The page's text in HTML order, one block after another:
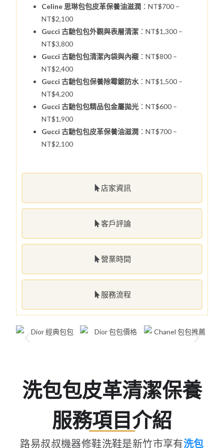
店家資訊
客戶評論
營業時間
服務流程
Celine 思琳包包皮革保養油滋潤 ：NT$700 –
NT$2,100
Gucci 古馳包包外觀與表層清潔 ：NT$1,300 –
NT$3,800
Gucci 古馳包包清潔內袋與內襯 ：NT$800 –
NT$2,400
Gucci 古馳包包保養除霉鍍防水 ：NT$1,500 –
NT$4,200
Gucci 古馳包包精品包金屬拋光 ：NT$600 –
NT$1,900
Gucci 古馳包包皮革保養油滋潤 ：NT$700 –
NT$2,100
洗包包皮革清潔保養
服務項目介紹
路易叔叔機器修鞋洗鞋是新竹市享有洗包